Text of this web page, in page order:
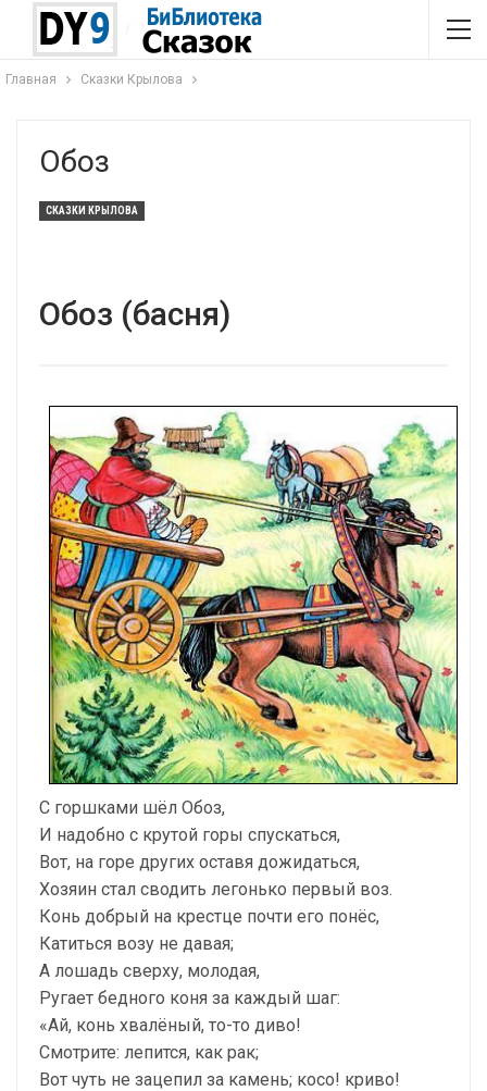
Главная Сказки Крылова
Обоз
СКАЗКИ КРЫЛОВА
Обоз (басня)
С горшками шёл Обоз,
И надобно с крутой горы спускаться,
Вот, на горе других оставя дожидаться,
Хозяин стал сводить легонько первый воз.
Конь добрый на крестце почти его понёс,
Катиться возу не давая;
А лошадь сверху, молодая,
Ругает бедного коня за каждый шаг:
«Ай, конь хвалёный, то-то диво!
Смотрите: лепится, как рак;
Вот чуть не зацепил за камень; косо! криво!